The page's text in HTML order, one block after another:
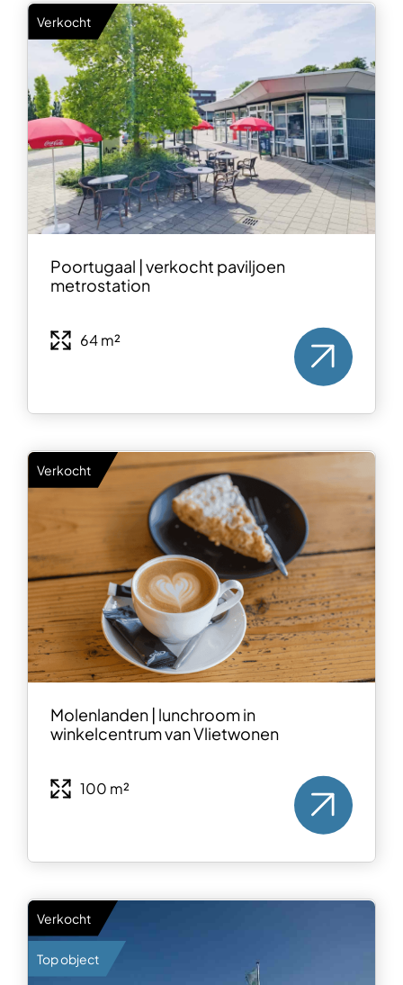
Verkocht
Poortugaal | verkocht paviljoen
metrostation
64 m²
Verkocht
Molenlanden | lunchroom in
winkelcentrum van Vlietwonen
100 m²
Verkocht
Top object